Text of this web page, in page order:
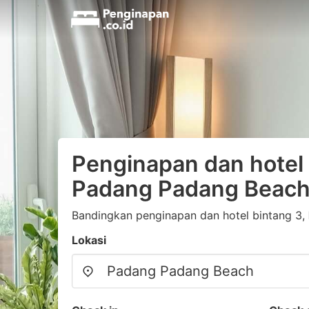
Penginapan dan
Padang Padang Beach
Bandingkan penginapan dan hotel bintang 3,
Lokasi